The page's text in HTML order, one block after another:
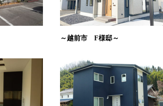
～越前市 F様邸～